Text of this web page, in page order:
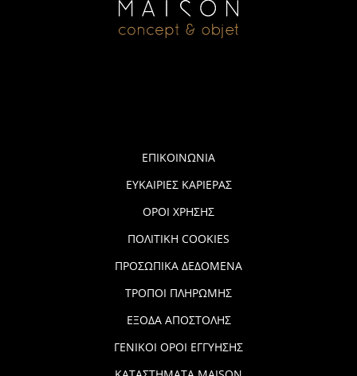
ΕΠΙΚΟΙΝΩΝΙΑ
ΕΥΚΑΙΡΙΕΣ ΚΑΡΙΕΡΑΣ
ΟΡΟΙ ΧΡΗΣΗΣ
ΠΟΛΙΤΙΚΗ COOKIES
ΠΡΟΣΩΠΙΚΑ ΔΕΔΟΜΕΝΑ
ΤΡΟΠΟΙ ΠΛΗΡΩΜΗΣ
ΕΞΟΔΑ ΑΠΟΣΤΟΛΗΣ
ΓΕΝΙΚΟΙ ΟΡΟΙ ΕΓΓΥΗΣΗΣ